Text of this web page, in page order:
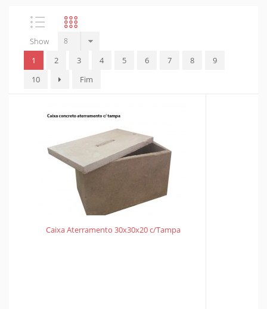
Show
1
2 3 4 5 6 7 8
9
10
Fim
Caixa Aterramento 30x30x20 c/Tampa